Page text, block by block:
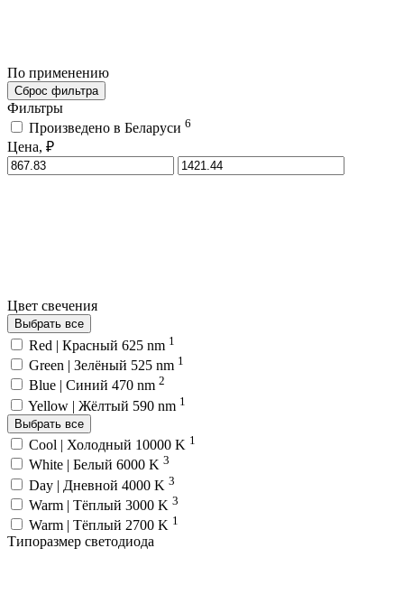
По применению
Сброс фильтра
Фильтры
Произведено в Беларуси 6
Цена, ₽
Цвет свечения
Выбрать все
Red | Красный 625 nm 1
Green | Зелёный 525 nm 1
Blue | Синий 470 nm 2
Yellow | Жёлтый 590 nm 1
Выбрать все
Cool | Холодный 10000 K 1
White | Белый 6000 K 3
Day | Дневной 4000 K 3
Warm | Тёплый 3000 K 3
Warm | Тёплый 2700 K 1
Типоразмер светодиода